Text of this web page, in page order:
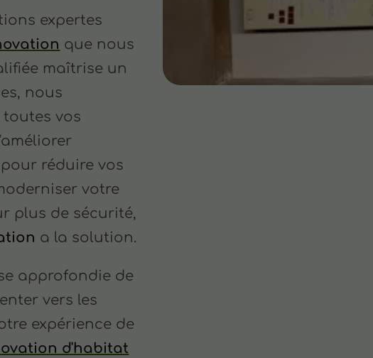
expertes
que nous
maîtrise un
nous
vos
réduire vos
votre
plus de sécurité,
a la solution.
approfondie de
vers les
expérience de
d'habitat